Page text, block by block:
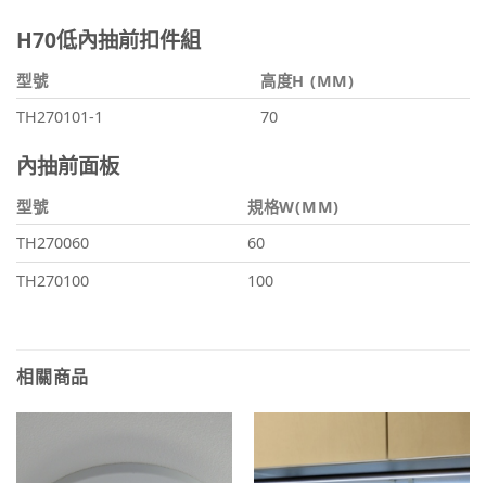
H70低內抽前扣件組
型號
高度H (MM)
TH270101-1
70
內抽前面板
型號
規格W(MM)
TH270060
60
TH270100
100
相關商品